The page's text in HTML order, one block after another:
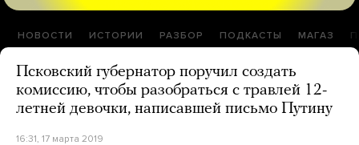
НОВОСТИ ИСТОРИИ РАЗБОР ПОДКАСТЫ МАГАЗ
Псковский губернатор поручил создать
комиссию, чтобы разобраться с травлей 12-
летней девочки, написавшей письмо Путину
16:31, 17 марта 2019